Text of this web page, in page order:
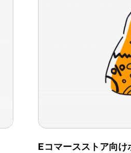
Eコマースストア向